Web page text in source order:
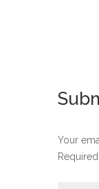
Your